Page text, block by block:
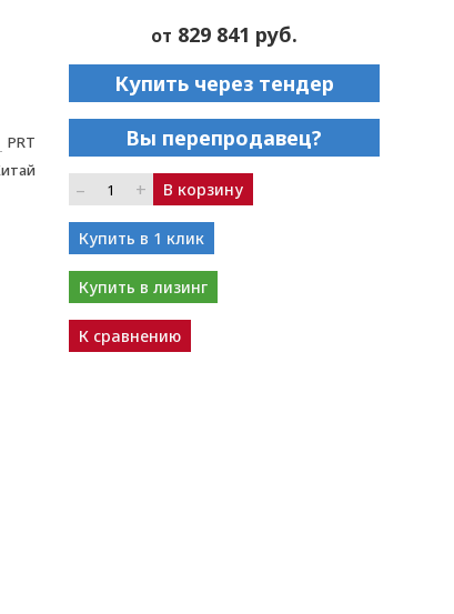
PRT
от 829 841 руб.
Купить через тендер
Вы перепродавец?
– + В корзину
Купить в 1 клик
Купить в лизинг
К сравнению